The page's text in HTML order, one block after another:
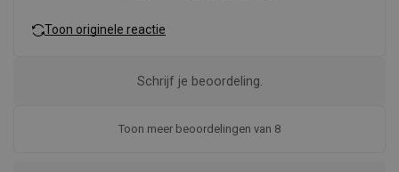
Toon originele reactie
Toon meer beoordelingen van 8
Schrijf je beoordeling.